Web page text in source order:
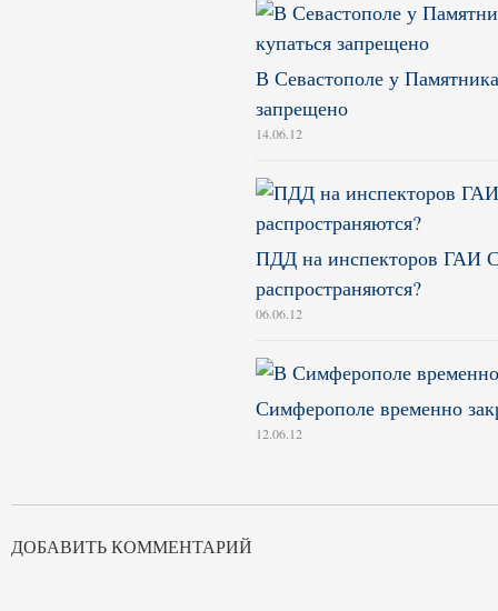
В Севастополе у
запрещено
14.06.12
ПДД на инспекторов ГАИ
распространяются?
06.06.12
Симферополе временно
12.06.12
ДОБАВИТЬ КОММЕНТАРИЙ